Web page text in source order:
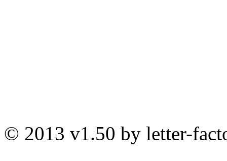
© 2013 v1.50 by letter-